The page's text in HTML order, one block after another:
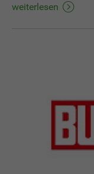
weiterlesen